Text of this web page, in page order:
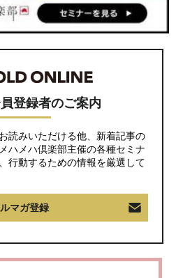
登録者のご案内
読みいただける他、新着記事の
ハメハ倶楽部主催の各種セミナ
行動するための情報を厳選して
マガ登録